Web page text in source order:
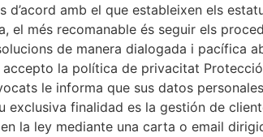
amb el que estableixen els
més recomanable és seguir els
de manera dialogada i pacífica
la política de privacitat
le informa que sus datos
finalidad es la gestión de
la ley mediante una carta o email